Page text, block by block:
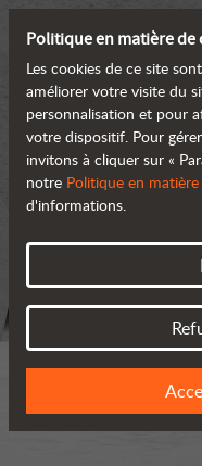
Politique en matière de
Les cookies de ce site
améliorer votre visite du
personnalisation et pour
votre dispositif. Pour
invitons à cliquer sur «
notre Politique en
d'informations.